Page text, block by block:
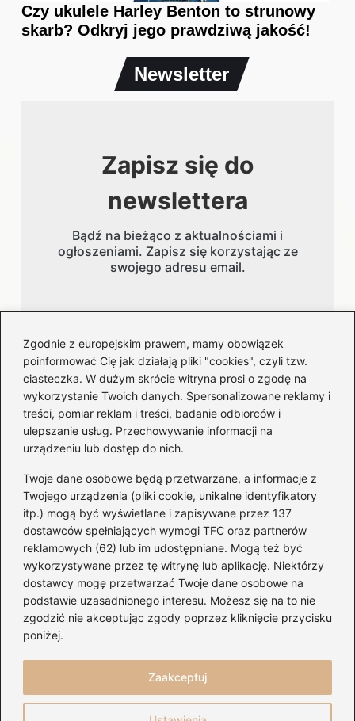
Zgodnie z europejskim prawem, mamy obowiązek
poinformować Cię jak działają pliki "cookies", czyli tzw.
ciasteczka. W dużym skrócie witryna prosi o zgodę na
wykorzystanie Twoich danych. Spersonalizowane reklamy i
treści, pomiar reklam i treści, badanie odbiorców i
ulepszanie usług. Przechowywanie informacji na
urządzeniu lub dostęp do nich.
Twoje dane osobowe będą przetwarzane, a informacje z
Twojego urządzenia (pliki cookie, unikalne identyfikatory
itp.) mogą być wyświetlane i zapisywane przez 137
dostawców spełniających wymogi TFC oraz partnerów
reklamowych (62) lub im udostępniane. Mogą też być
wykorzystywane przez tę witrynę lub aplikację. Niektórzy
dostawcy mogę przetwarzać Twoje dane osobowe na
podstawie uzasadnionego interesu. Możesz się na to nie
zgodzić nie akceptując zgody poprzez kliknięcie przycisku
poniżej.
Zaakceptuj
Czy ukulele Harley Benton to strunowy
skarb? Odkryj jego prawdziwą jakość!
Newsletter
Zapisz się do
newslettera
Bądź na bieżąco z aktualnościami i
ogłoszeniami. Zapisz się korzystając ze
swojego adresu email.
Adres email
Kategorie
Artyści (20)
Gitary(156)
Koncerty (145)
Muzyka(157)
Nuty(31)
Serwisy(109)
Sprzęt audio(41)
Polityka prywatności